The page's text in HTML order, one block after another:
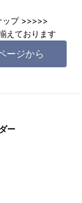
ップ >>>>>
えております
ージから
ー